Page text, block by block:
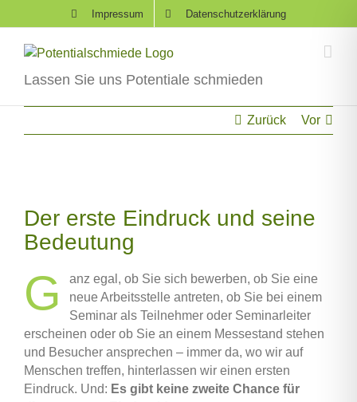
to
content
Impressum Datenschutzerklärung
Lassen Sie uns Potentiale schmieden
Zurück Vor
grösseres
Bild
Der erste Eindruck und seine
Bedeutung
G
anz egal, ob Sie sich bewerben, ob Sie eine
neue Arbeitsstelle antreten, ob Sie bei einem
Seminar als Teilnehmer oder Seminarleiter
erscheinen oder ob Sie an einem Messestand stehen
und Besucher ansprechen – immer da, wo wir auf
Menschen treffen, hinterlassen wir einen ersten
Eindruck. Und: Es gibt keine zweite Chance für